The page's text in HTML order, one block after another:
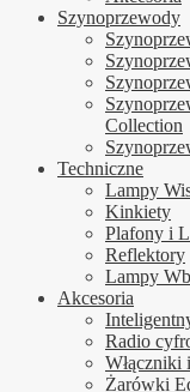
Szynoprzewody
Collection
Techniczne
Lampy
Kinkiety
Plafony i
Reflektory
Lampy
Akcesoria
Radio
Włączniki
Żarówki